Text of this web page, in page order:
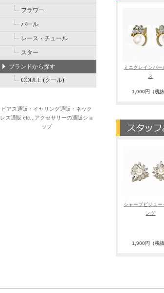
ミニグレインパー
ス
1,000円（税抜
シャープビジュー
ング
1,900円（税抜
フラワー
パール
レース・チュール
スター
ブランドから探す
COULE (クール)
ピアス通販・イヤリング通販・ネック
レス通販 etc...アクセサリーの通販ショ
ップ